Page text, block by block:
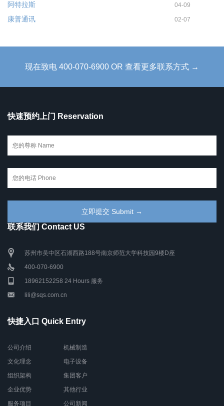
阿特拉斯 04-09
康普通讯 02-07
现在致电 400-070-6900 OR 查看更多联系方式 →
快速预约上门 Reservation
联系我们 Contact US
苏州市吴中区石湖西路188号南京师范大学科技园9楼D座
400-070-6900
18962152258 24 Hours 服务
lili@sqs.com.cn
快捷入口 Quick Entry
公司介绍
文化理念
组织架构
企业优势
服务项目
机械制造
电子设备
集团客户
其他行业
公司新闻